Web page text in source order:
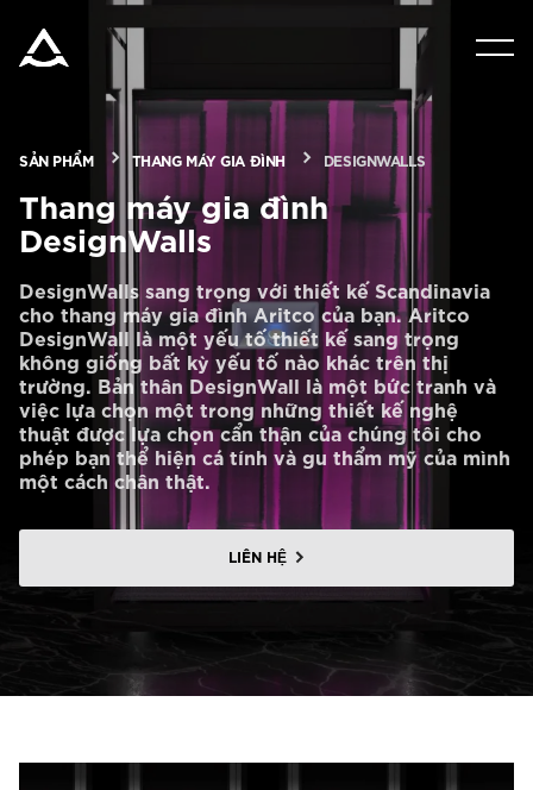
SẢN PHẨM
DỤNG CỤ & TÀI LIỆU
BLOG & TIN TỨC
GIỚI THIỆU VỀ ARITCO
CHUYÊN NGHIỆP
Đặt mua Digital HomeKit
Liên hệ với chúng tôi
Liên hệ với chúng tôi
Đăng ký bản tin
FAQ
SẢN PHẨM THANG MÁY GIA ĐÌNH DESIGNWALLS
Thang máy gia đình
DesignWalls
DesignWalls sang trọng với thiết kế Scandinavia
cho thang máy gia đình Aritco của bạn. Aritco
DesignWall là một yếu tố thiết kế sang trọng
không giống bất kỳ yếu tố nào khác trên thị
trường. Bản thân DesignWall là một bức tranh và
việc lựa chọn một trong những thiết kế nghệ
thuật được lựa chọn cẩn thận của chúng tôi cho
phép bạn thể hiện cá tính và gu thẩm mỹ của mình
một cách chân thật.
LIÊN HỆ